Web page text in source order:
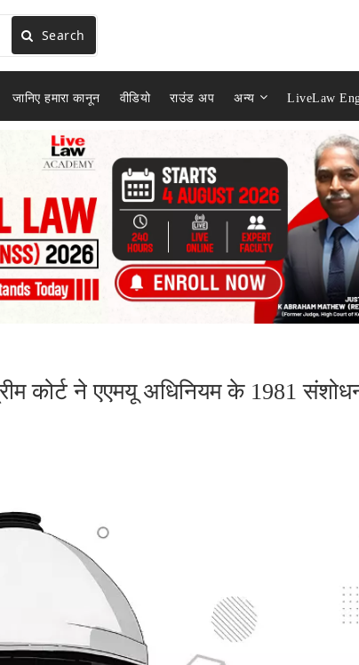
Search
जानिए हमारा कानून वीडियो राउंड अप अन्य LiveLaw
कोर्ट ने एएमयू अधिनियम के 1981